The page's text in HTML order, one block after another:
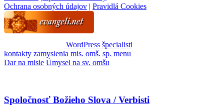
Ochrana osobných údajov | Pravidlá Cookies
WordPress špecialisti
kontakty zamyslenia mis. omš. sp. menu
Dar na misie Úmysel na sv. omšu
Spoločnosť Božieho Slova / Verbisti